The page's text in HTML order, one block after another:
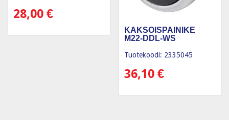
28,00 €
KAKSOISPAINIKE
M22-DDL-WS
Tuotekoodi: 2335045
36,10€